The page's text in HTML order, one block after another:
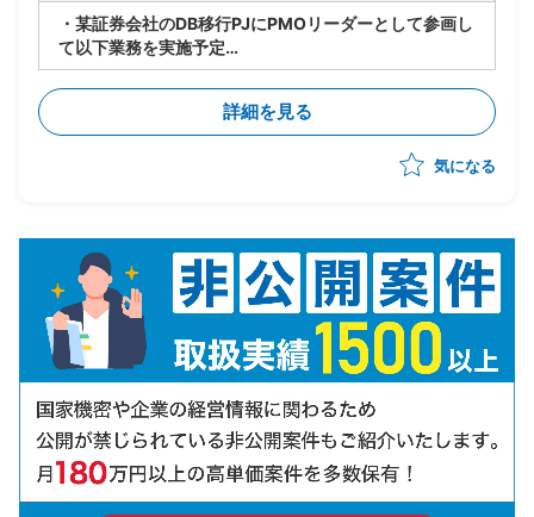
・某証券会社のDB移行PJにPMOリーダーとして参画し
て以下業務を実施予定
-製造/単体テストにおけるBP社検証物の確認・品質担
保
-結合テスト～総合テストで発生する障害の管理・進行
統制
-障害管理台帳の運用/障害解消状況のトラッキング
詳細を見る
気になる